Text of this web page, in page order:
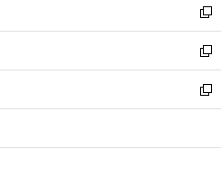
く
で
開
く
ド
ウ
で
開
く
ィ
ン
ド
ウ
で
開
い
ウ
ィ
ン
ド
ウ
開
新
し
い
ウ
ィ
ン
ウ
新
し
い
ウ
ン
新
し
ウ